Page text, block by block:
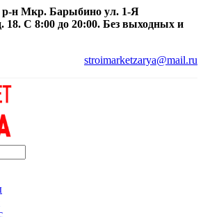
н Мкр. Барыбино ул. 1-Я
18. С 8:00 до 20:00. Без выходных и
stroimarketzarya@mail.ru